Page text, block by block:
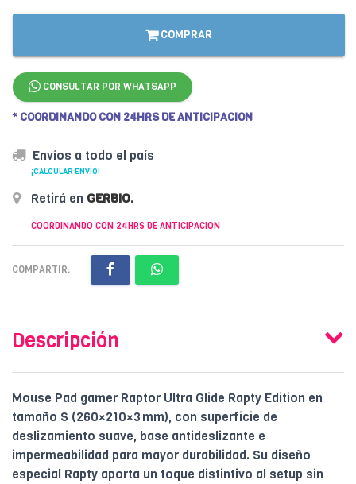
COMPRAR
CONSULTAR POR WHATSAPP
* COORDINANDO CON 24HRS DE ANTICIPACION
Envíos a todo el país
¡CALCULAR ENVÍO!
Retirá en GERBIO.
COORDINANDO CON 24HRS DE ANTICIPACION
COMPARTIR:
Descripción
Mouse Pad gamer Raptor Ultra Glide Rapty Edition en
tamaño S (260×210×3 mm), con superficie de
deslizamiento suave, base antideslizante e
impermeabilidad para mayor durabilidad. Su diseño
especial Rapty aporta un toque distintivo al setup sin